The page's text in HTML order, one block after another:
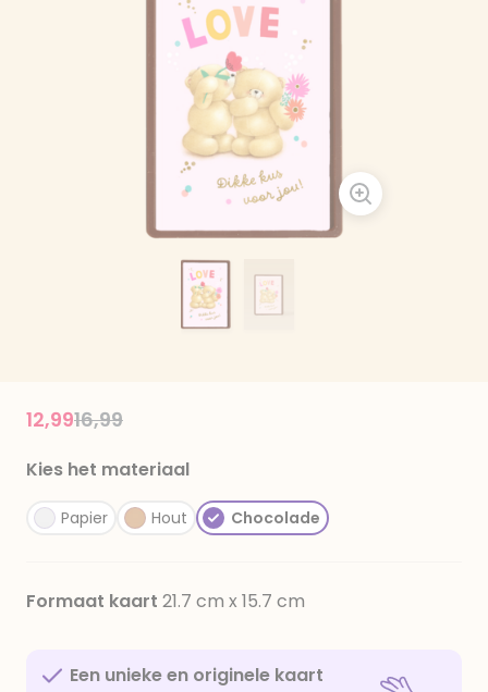
Price reduced from
16,99to
12,99
Kies het materiaal
Papier Hout Chocolade
Formaat kaart 21.7 cm x 15.7 cm
Een unieke en originele kaart